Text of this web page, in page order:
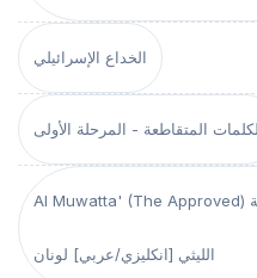
الخداع الإسرائيلي
المتقاطعة - المرحلة الأولى
Al Muwatta' (The Approved) الموطأ للإمام مالك بن أنس برواية
الليثي [انكليزي/عربي] لونان